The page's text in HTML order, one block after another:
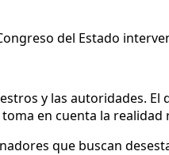
del Estado
y las autoridades.
en cuenta la realidad
que buscan